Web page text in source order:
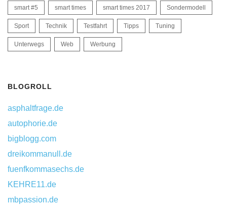
smart #5 smart times smart times 2017 Sondermodell
Sport Technik Testfahrt Tipps Tuning
Unterwegs Web Werbung
BLOGROLL
asphaltfrage.de
autophorie.de
bigblogg.com
dreikommanull.de
fuenfkommasechs.de
KEHRE11.de
mbpassion.de